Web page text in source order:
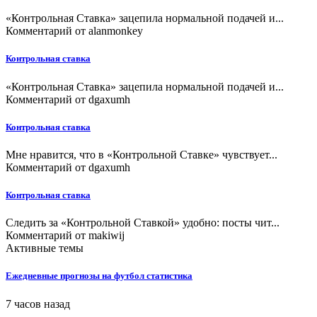
«Контрольная Ставка» зацепила нормальной подачей и...
Комментарий от alanmonkey
Контрольная ставка
«Контрольная Ставка» зацепила нормальной подачей и...
Комментарий от dgaxumh
Контрольная ставка
Мне нравится, что в «Контрольной Ставке» чувствует...
Комментарий от dgaxumh
Контрольная ставка
Следить за «Контрольной Ставкой» удобно: посты чит...
Комментарий от makiwij
Активные темы
Ежедневные прогнозы на футбол статистика
7 часов назад